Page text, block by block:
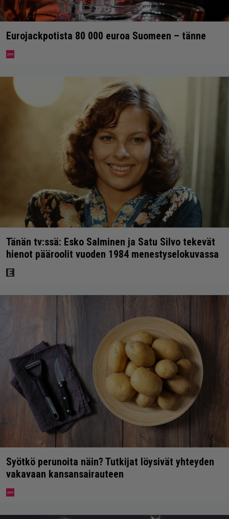
Eurojackpotista 80 000 euroa Suomeen – tänne
Tänän tv:ssä: Esko Salminen ja Satu Silvo tekevät
hienot pääroolit vuoden 1984 menestyselokuvassa
Syötkö perunoita näin? Tutkijat löysivät yhteyden
vakavaan kansansairauteen